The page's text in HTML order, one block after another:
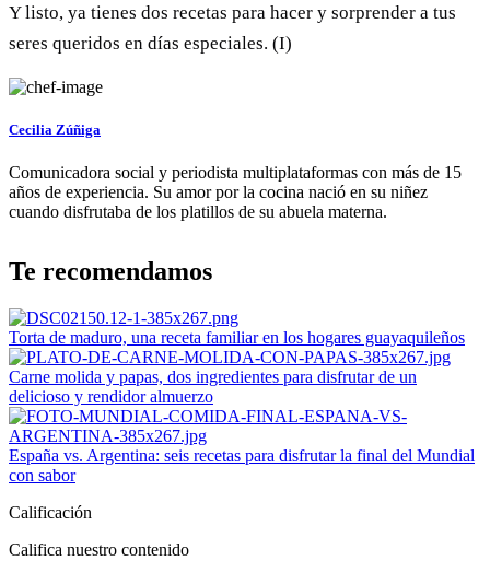
Y listo, ya tienes dos recetas para hacer y sorprender a tus
seres queridos en días especiales. (I)
Cecilia Zúñiga
Comunicadora social y periodista multiplataformas con más de 15
años de experiencia. Su amor por la cocina nació en su niñez
cuando disfrutaba de los platillos de su abuela materna.
Te recomendamos
Torta de maduro, una receta familiar en los hogares guayaquileños
Carne molida y papas, dos ingredientes para disfrutar de un
delicioso y rendidor almuerzo
España vs. Argentina: seis recetas para disfrutar la final del Mundial
con sabor
Calificación
Califica nuestro contenido